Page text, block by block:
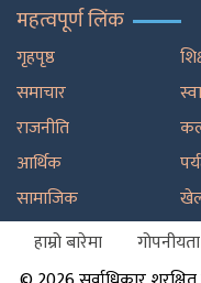
महत्वपूर्ण लिंक
गृहपृष्ठ
समाचार
राजनीति
आर्थिक
सामाजिक
हाम्रो बारेमा